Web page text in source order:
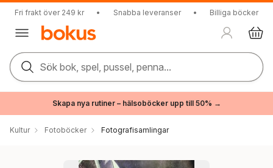
Fri frakt över 249 kr • Snabba leveranser • Billiga böcker
Sök bok, spel, pussel, penna...
Skapa nya rutiner – hälsoböcker upp till 50% →
Kultur Fotoböcker Fotografisamlingar